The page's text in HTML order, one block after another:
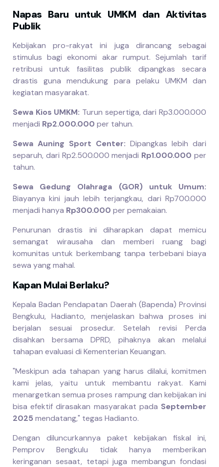
Napas Baru untuk UMKM dan Aktivitas
Publik
Kebijakan pro-rakyat ini juga dirancang sebagai
stimulus bagi ekonomi akar rumput. Sejumlah tarif
retribusi untuk fasilitas publik dipangkas secara
drastis guna mendukung para pelaku UMKM dan
kegiatan masyarakat.
Sewa Kios UMKM: Turun sepertiga, dari Rp3.000.000
menjadi Rp2.000.000 per tahun.
Sewa Auning Sport Center: Dipangkas lebih dari
separuh, dari Rp2.500.000 menjadi Rp1.000.000 per
tahun.
Sewa Gedung Olahraga (GOR) untuk Umum:
Biayanya kini jauh lebih terjangkau, dari Rp700.000
menjadi hanya Rp300.000 per pemakaian.
Penurunan drastis ini diharapkan dapat memicu
semangat wirausaha dan memberi ruang bagi
komunitas untuk berkembang tanpa terbebani biaya
sewa yang mahal.
Kapan Mulai Berlaku?
Kepala Badan Pendapatan Daerah (Bapenda) Provinsi
Bengkulu, Hadianto, menjelaskan bahwa proses ini
berjalan sesuai prosedur. Setelah revisi Perda
disahkan bersama DPRD, pihaknya akan melalui
tahapan evaluasi di Kementerian Keuangan.
"Meskipun ada tahapan yang harus dilalui, komitmen
kami jelas, yaitu untuk membantu rakyat. Kami
menargetkan semua proses rampung dan kebijakan ini
bisa efektif dirasakan masyarakat pada September
2025 mendatang," tegas Hadianto.
Dengan diluncurkannya paket kebijakan fiskal ini,
Pemprov Bengkulu tidak hanya memberikan
keringanan sesaat, tetapi juga membangun fondasi